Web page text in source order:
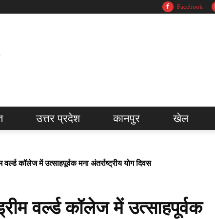
Facebook
उत्तर प्रदेश कानपुर खेल
कॉलेज में उत्साहपूर्वक मना अंतर्राष्ट्रीय योग दिवस
वर्ल्ड कॉलेज में उत्साहपूर्वक